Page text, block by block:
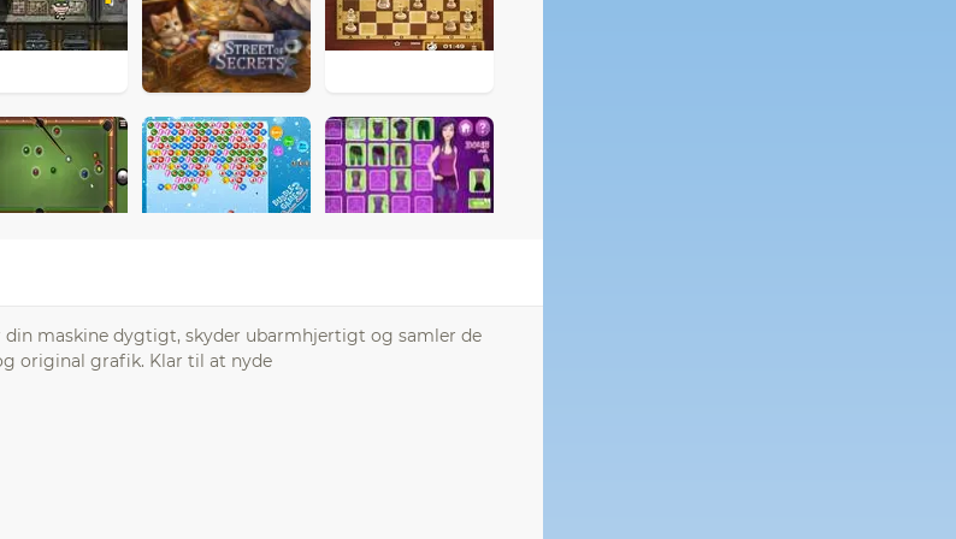
maskine dygtigt, skyder ubarmhjertigt og samler de
original grafik. Klar til at nyde